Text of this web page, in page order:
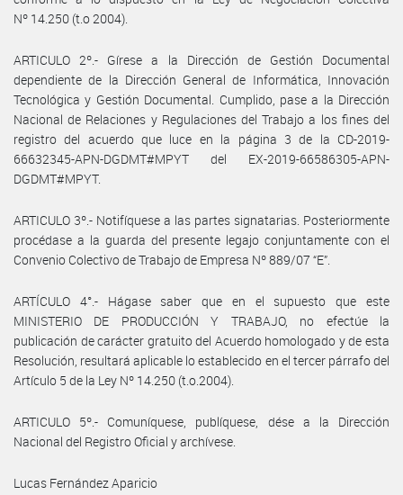
Nº 14.250 (t.o 2004).
ARTICULO 2º.- Gírese a la Dirección de Gestión Documental
dependiente de la Dirección General de Informática, Innovación
Tecnológica y Gestión Documental. Cumplido, pase a la Dirección
Nacional de Relaciones y Regulaciones del Trabajo a los fines del
registro del acuerdo que luce en la página 3 de la CD-2019-
66632345-APN-DGDMT#MPYT del EX-2019-66586305-APN-
DGDMT#MPYT.
ARTICULO 3º.- Notifíquese a las partes signatarias. Posteriormente
procédase a la guarda del presente legajo conjuntamente con el
Convenio Colectivo de Trabajo de Empresa Nº 889/07 “E”.
ARTÍCULO 4°.- Hágase saber que en el supuesto que este
MINISTERIO DE PRODUCCIÓN Y TRABAJO, no efectúe la
publicación de carácter gratuito del Acuerdo homologado y de esta
Resolución, resultará aplicable lo establecido en el tercer párrafo del
Artículo 5 de la Ley Nº 14.250 (t.o.2004).
ARTICULO 5º.- Comuníquese, publíquese, dése a la Dirección
Nacional del Registro Oficial y archívese.
Lucas Fernández Aparicio